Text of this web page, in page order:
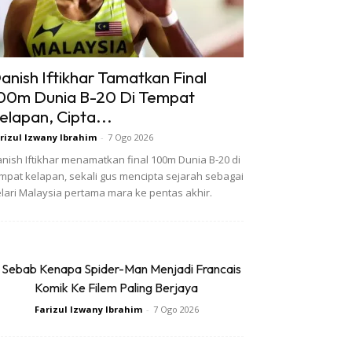
Iftikhar Tamatkan Final
Dunia B-20 Di Tempat
Cipta...
Izwany Ibrahim - 7 Ogo 2026
Iftikhar menamatkan final 100m Dunia B-20 di
kelapan, sekali gus mencipta sejarah sebagai
Malaysia pertama mara ke pentas akhir.
Kenapa Spider-Man Menjadi Francais
Komik Ke Filem Paling Berjaya
Farizul Izwany Ibrahim - 7 Ogo 2026